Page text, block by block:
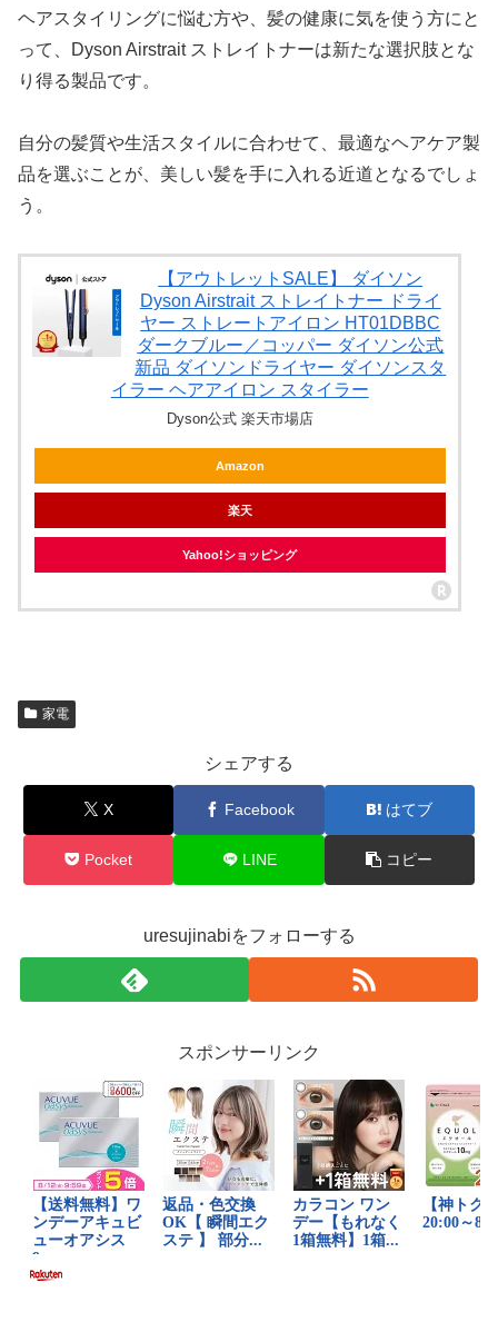
ヘアスタイリングに悩む方や、髪の健康に気を使う方にと
って、Dyson Airstrait ストレイトナーは新たな選択肢とな
り得る製品です。
自分の髪質や生活スタイルに合わせて、最適なヘアケア製
品を選ぶことが、美しい髪を手に入れる近道となるでしょ
う。
【アウトレットSALE】 ダイソン
Dyson Airstrait ストレイトナー ドライ
ヤー ストレートアイロン HT01DBBC
ダークブルー／コッパー ダイソン公式
新品 ダイソンドライヤー ダイソンスタ
イラー ヘアアイロン スタイラー
Dyson公式 楽天市場店
Amazon
楽天
Yahoo!ショッピング
家電
シェアする
X Facebook はてブ
Pocket LINE コピー
uresujinabiをフォローする
スポンサーリンク